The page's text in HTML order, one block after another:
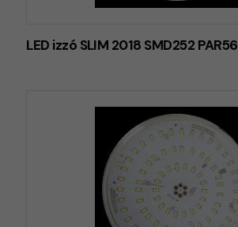
LED izzó SLIM 2018 SMD252 PAR56